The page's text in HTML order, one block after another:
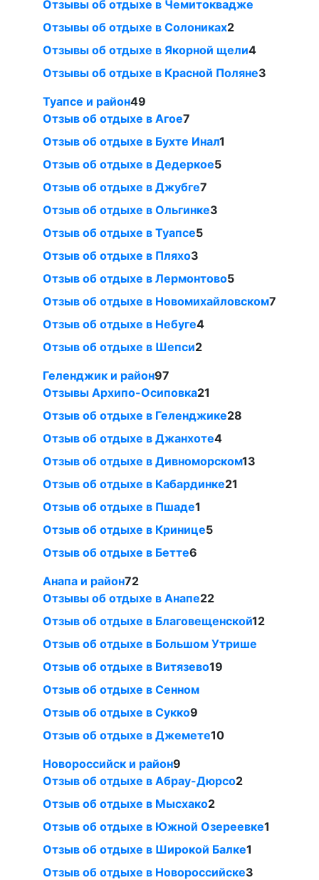
Отзывы об отдыхе в Чемитоквадже
Отзывы об отдыхе в Солониках2
Отзывы об отдыхе в Якорной щели4
Отзывы об отдыхе в Красной Поляне3
Туапсе и район49
Отзыв об отдыхе в Агое7
Отзыв об отдыхе в Бухте Инал1
Отзыв об отдыхе в Дедеркое5
Отзыв об отдыхе в Джубге7
Отзыв об отдыхе в Ольгинке3
Отзыв об отдыхе в Туапсе5
Отзыв об отдыхе в Пляхо3
Отзыв об отдыхе в Лермонтово5
Отзыв об отдыхе в Новомихайловском7
Отзыв об отдыхе в Небуге4
Отзыв об отдыхе в Шепси2
Геленджик и район97
Отзывы Архипо-Осиповка21
Отзыв об отдыхе в Геленджике28
Отзыв об отдыхе в Джанхоте4
Отзыв об отдыхе в Дивноморском13
Отзыв об отдыхе в Кабардинке21
Отзыв об отдыхе в Пшаде1
Отзыв об отдыхе в Кринице5
Отзыв об отдыхе в Бетте6
Анапа и район72
Отзывы об отдыхе в Анапе22
Отзыв об отдыхе в Благовещенской12
Отзыв об отдыхе в Большом Утрише
Отзыв об отдыхе в Витязево19
Отзыв об отдыхе в Сенном
Отзыв об отдыхе в Сукко9
Отзыв об отдыхе в Джемете10
Новороссийск и район9
Отзыв об отдыхе в Абрау-Дюрсо2
Отзыв об отдыхе в Мысхако2
Отзыв об отдыхе в Южной Озереевке1
Отзыв об отдыхе в Широкой Балке1
Отзыв об отдыхе в Новороссийске3